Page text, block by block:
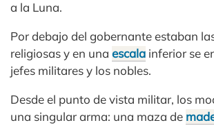
a la Luna.
Por debajo del gobernante estaban
religiosas y en una escala inferior se
jefes militares y los nobles.
Desde el punto de vista militar, los
una singular arma: una maza de